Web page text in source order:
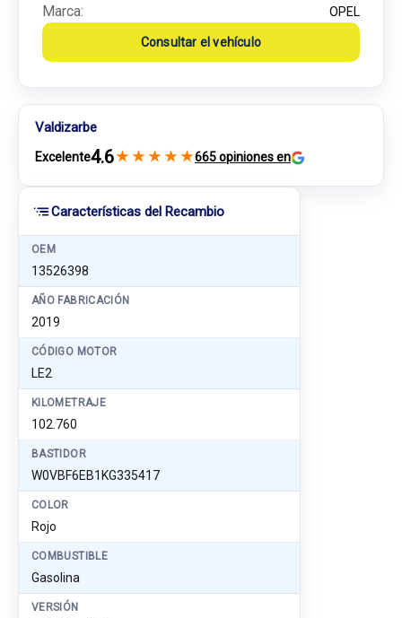
Características del Recambio
OEM
13526398
AÑO FABRICACIÓN
2019
CÓDIGO MOTOR
LE2
KILOMETRAJE
102.760
BASTIDOR
W0VBF6EB1KG335417
COLOR
Rojo
COMBUSTIBLE
Gasolina
VERSIÓN
Marca: OPEL
Consultar el vehículo
Valdizarbe
Excelente4.6★ ★ ★ ★ ★665 opiniones en